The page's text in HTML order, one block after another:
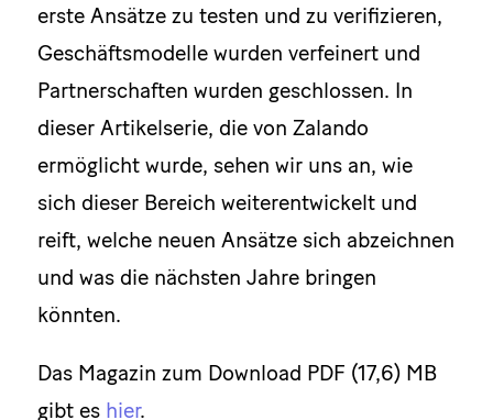
erste Ansätze zu testen und zu verifizieren,
Geschäftsmodelle wurden verfeinert und
Partnerschaften wurden geschlossen. In
dieser Artikelserie, die von Zalando
ermöglicht wurde, sehen wir uns an, wie
sich dieser Bereich weiterentwickelt und
reift, welche neuen Ansätze sich abzeichnen
und was die nächsten Jahre bringen
könnten.
Das Magazin zum Download PDF (17,6) MB
gibt es hier.